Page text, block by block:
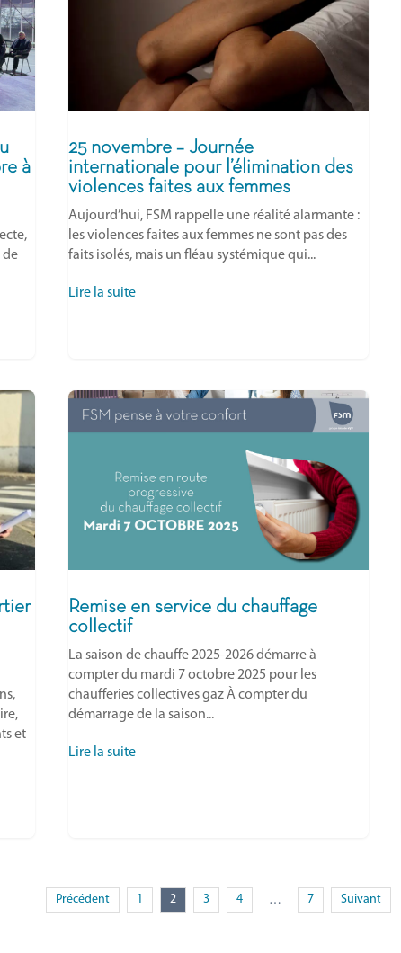
à
de
25 novembre – Journée
internationale pour l’élimination des
violences faites aux femmes
Aujourd’hui, FSM rappelle une réalité alarmante :
les violences faites aux femmes ne sont pas des
faits isolés, mais un fléau systémique qui...
Lire la suite
et
Remise en service du chauffage
collectif
La saison de chauffe 2025-2026 démarre à
compter du mardi 7 octobre 2025 pour les
chaufferies collectives gaz À compter du
démarrage de la saison...
Lire la suite
Précédent 1 2 3 4 … 7 Suivant